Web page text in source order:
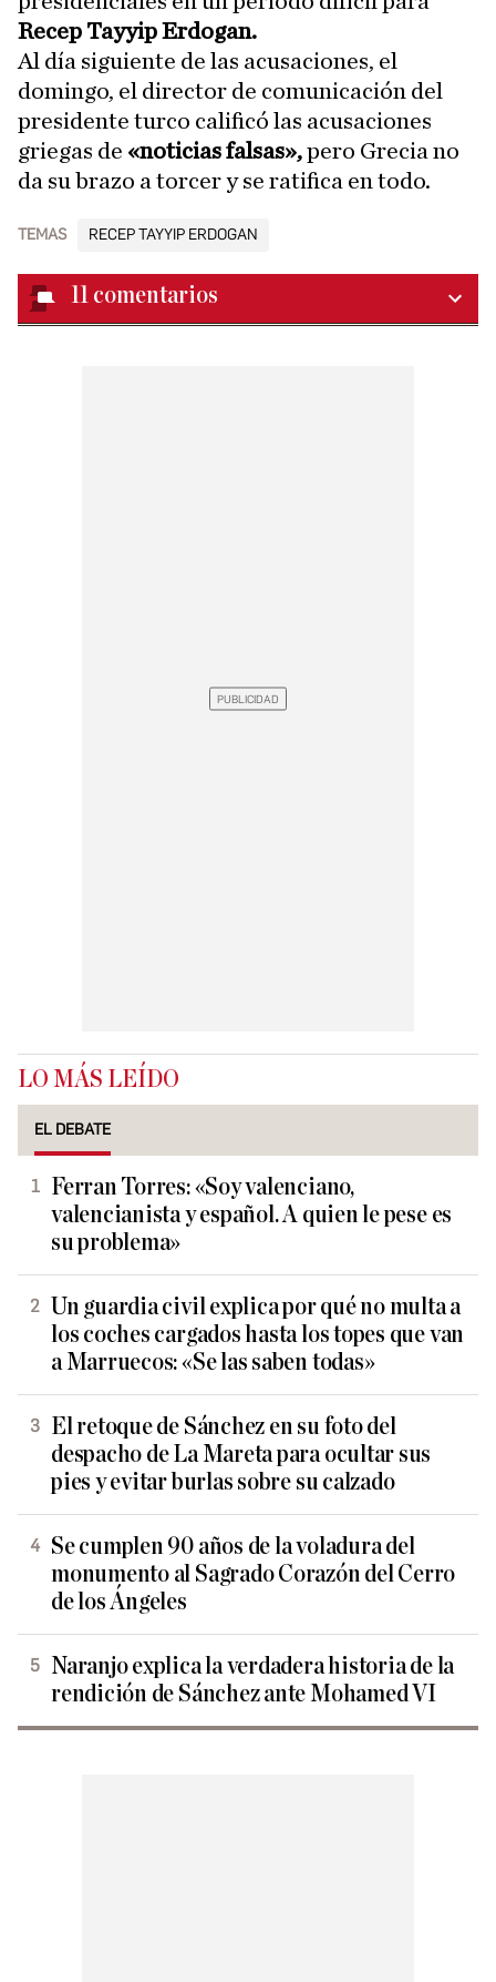
Recep Tayyip Erdogan.
Al día siguiente de las acusaciones, el
domingo, el director de comunicación del
presidente turco calificó las acusaciones
griegas de «noticias falsas»,pero Grecia no
da su brazo a torcer y se ratifica en todo.
TEMAS RECEP TAYYIP ERDOGAN
11 comentarios
LO MÁS LEÍDO
EL DEBATE
Ferran Torres: «Soy valenciano,
valencianista y español. A quien le pese es
su problema»
Un guardia civil explica por qué no multa a
los coches cargados hasta los topes que van
a Marruecos: «Se las saben todas»
El retoque de Sánchez en su foto del
despacho de La Mareta para ocultar sus
pies y evitar burlas sobre su calzado
Se cumplen 90 años de la voladura del
monumento al Sagrado Corazón del Cerro
de los Ángeles
Naranjo explica la verdadera historia de la
rendición de Sánchez ante Mohamed VI